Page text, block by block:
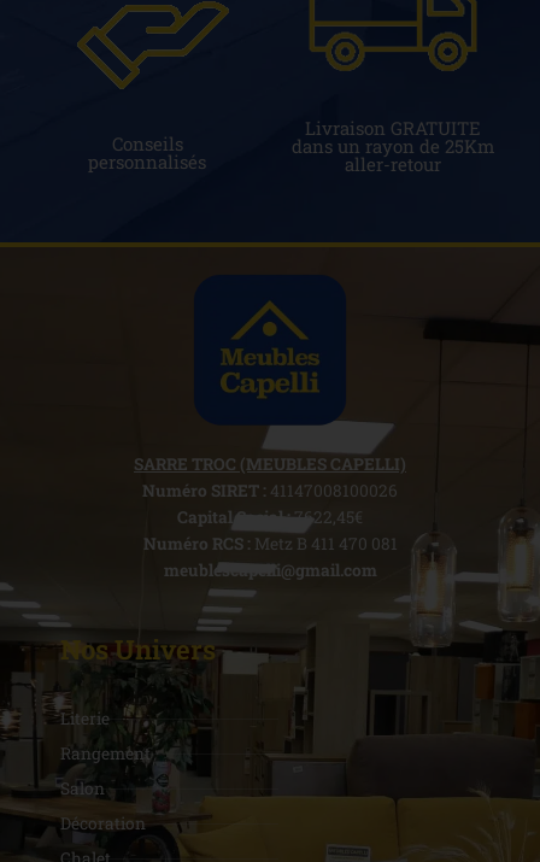
Conseils
personnalisés
Livraison GRATUITE
dans un rayon de 25Km
aller-retour
SARRE TROC (MEUBLES CAPELLI)
Numéro SIRET : 41147008100026
Capital Social :7622,45€
Numéro RCS : Metz B 411 470 081
meublescapelli@gmail.com
Nos Univers
Literie
Rangement
Salon
Décoration